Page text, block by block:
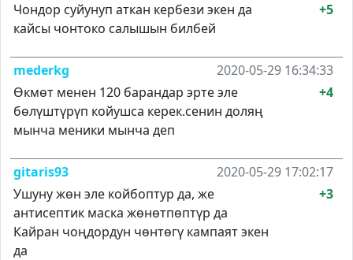
Чондор суйунуп аткан кербези экен да
кайсы чонтоко салышын билбей
+5
mederkg
2020-05-29 16:34:33
Өкмөт менен 120 барандар эрте эле
бөлүштүрүп койушса керек.сенин доляң
мынча меники мынча деп
+4
gitaris93
2020-05-29 17:02:17
Ушуну жөн эле койбоптур да, же
антисептик маска жөнөтпөптүр да
Кайран чоңдордун чөнтөгү кампаят экен
да
+3